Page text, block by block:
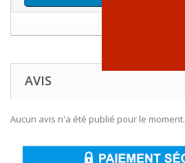
AVIS
Aucun avis n'a été publié pour le moment.